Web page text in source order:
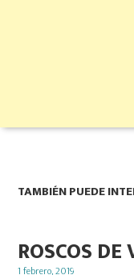
TAMBIÉN PUEDE
ROSCOS
Posted
1 febrero, 2019